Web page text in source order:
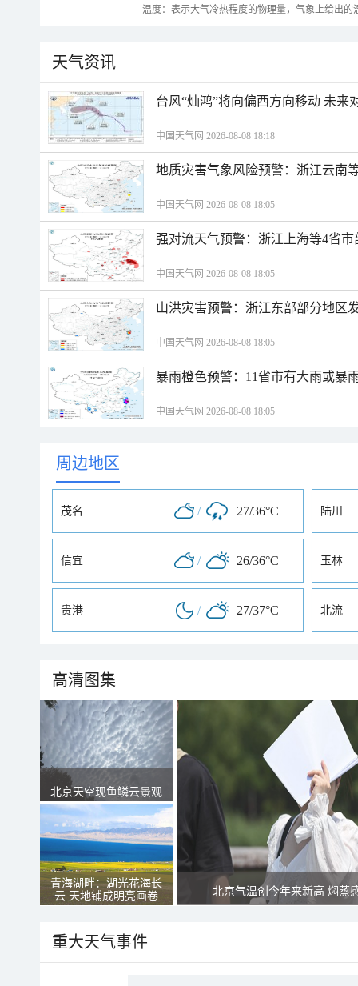
温度：表示大气冷热程度的物理量，气象上给出
天气资讯
台风“灿鸿”将向偏西方向移动 未来
中国天气网 2026-08-08 18:18
地质灾害气象风险预警：浙江云南
中国天气网 2026-08-08 18:05
强对流天气预警：浙江上海等4省
中国天气网 2026-08-08 18:05
山洪灾害预警：浙江东部部分地区
中国天气网 2026-08-08 18:05
暴雨橙色预警：11省市有大雨或暴
中国天气网 2026-08-08 18:05
周边地区
茂名 / 27/36°C 陆川
信宜 / 26/36°C 玉林
贵港 / 27/37°C 北流
高清图集
北京天空现鱼鳞云景观
青海湖畔：湖光花海长
云 天地铺成明亮画卷
北京气温创今年来新高 焖蒸
重大天气事件